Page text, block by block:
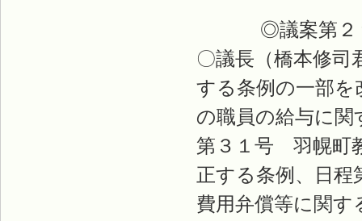
◎議案第２９
〇議長（橋本修
する条例の一部
の職員の給与に関
第３１号 羽幌町
正する条例、日
費用弁償等に関す